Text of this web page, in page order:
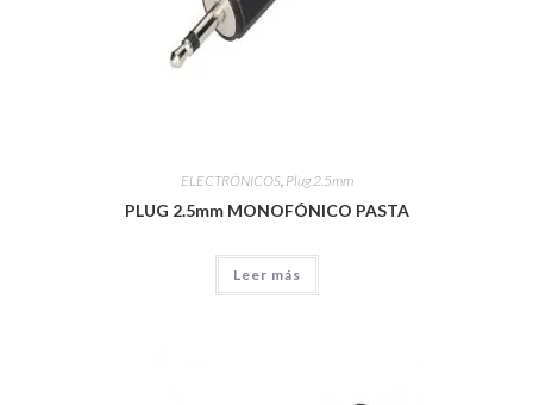
ELECTRÓNICOS, Plug 2.5mm
PLUG 2.5mm MONOFÓNICO PASTA
Leer más